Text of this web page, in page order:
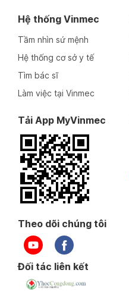
Hệ thống Vinmec
Tầm nhìn sứ mệnh
Hệ thống cơ sở y tế
Tìm bác sĩ
Làm việc tại Vinmec
Tải App MyVinmec
Theo dõi chúng tôi
Đối tác liên kết